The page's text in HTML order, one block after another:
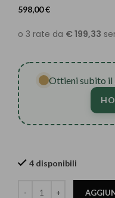
598,00€
Ottieni subito il
4 disponibili